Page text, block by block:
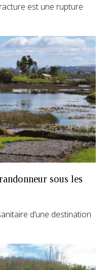
est une rupture
sous les
d’une destination